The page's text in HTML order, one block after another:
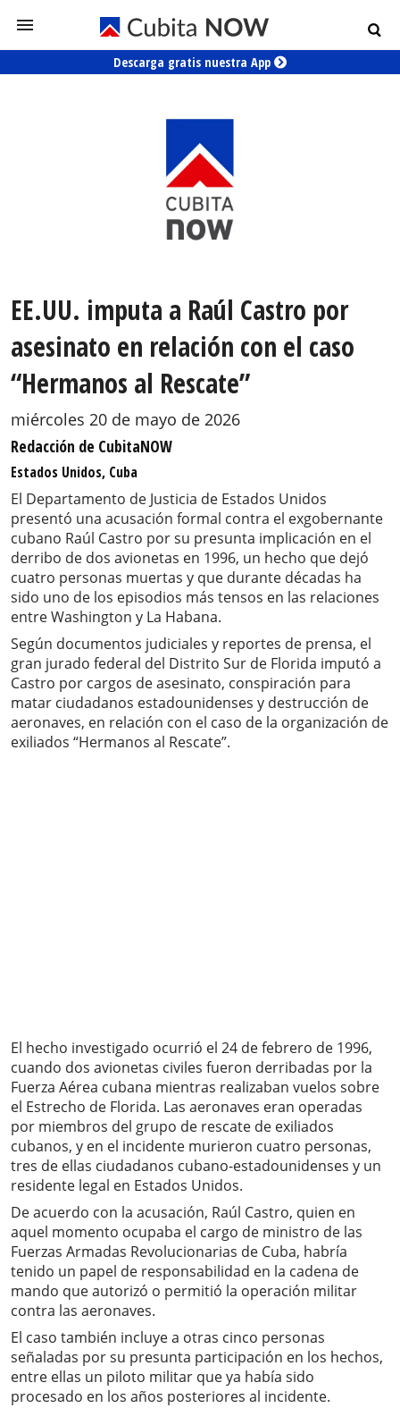
Descarga gratis nuestra App
EE.UU. imputa a Raúl Castro por
asesinato en relación con el caso
“Hermanos al Rescate”
miércoles 20 de mayo de 2026
Redacción de CubitaNOW
Estados Unidos, Cuba
El Departamento de Justicia de Estados Unidos
presentó una acusación formal contra el exgobernante
cubano Raúl Castro por su presunta implicación en el
derribo de dos avionetas en 1996, un hecho que dejó
cuatro personas muertas y que durante décadas ha
sido uno de los episodios más tensos en las relaciones
entre Washington y La Habana.
Según documentos judiciales y reportes de prensa, el
gran jurado federal del Distrito Sur de Florida imputó a
Castro por cargos de asesinato, conspiración para
matar ciudadanos estadounidenses y destrucción de
aeronaves, en relación con el caso de la organización de
exiliados “Hermanos al Rescate”.
El hecho investigado ocurrió el 24 de febrero de 1996,
cuando dos avionetas civiles fueron derribadas por la
Fuerza Aérea cubana mientras realizaban vuelos sobre
el Estrecho de Florida. Las aeronaves eran operadas
por miembros del grupo de rescate de exiliados
cubanos, y en el incidente murieron cuatro personas,
tres de ellas ciudadanos cubano-estadounidenses y un
residente legal en Estados Unidos.
De acuerdo con la acusación, Raúl Castro, quien en
aquel momento ocupaba el cargo de ministro de las
Fuerzas Armadas Revolucionarias de Cuba, habría
tenido un papel de responsabilidad en la cadena de
mando que autorizó o permitió la operación militar
contra las aeronaves.
El caso también incluye a otras cinco personas
señaladas por su presunta participación en los hechos,
entre ellas un piloto militar que ya había sido
procesado en los años posteriores al incidente.